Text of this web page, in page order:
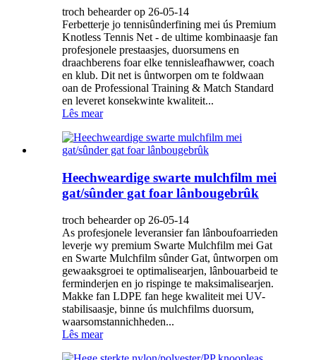
troch behearder op 26-05-14
Ferbetterje jo tennisûnderfining mei ús Premium
Knotless Tennis Net - de ultime kombinaasje fan
profesjonele prestaasjes, duorsumens en
draachberens foar elke tennisleafhawwer, coach
en klub. Dit net is ûntworpen om te foldwaan
oan de Professional Training & Match Standard
en leveret konsekwinte kwaliteit...
Lês mear
Heechweardige swarte mulchfilm mei
gat/sûnder gat foar lânbougebrûk
troch behearder op 26-05-14
As profesjonele leveransier fan lânboufoarrieden
leverje wy premium Swarte Mulchfilm mei Gat
en Swarte Mulchfilm sûnder Gat, ûntworpen om
gewaaksgroei te optimalisearjen, lânbouarbeid te
ferminderjen en jo rispinge te maksimalisearjen.
Makke fan LDPE fan hege kwaliteit mei UV-
stabilisaasje, binne ús mulchfilms duorsum,
waarsomstannichheden...
Lês mear